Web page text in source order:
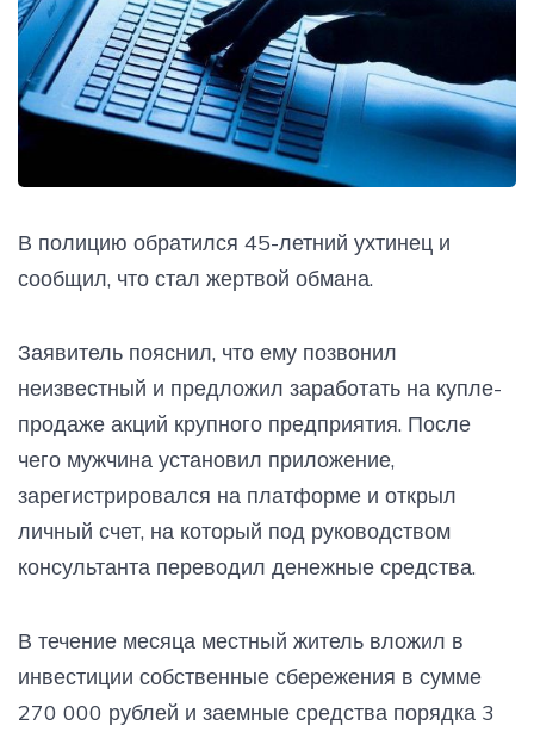
В полицию обратился 45-летний ухтинец и
сообщил, что стал жертвой обмана.
Заявитель пояснил, что ему позвонил
неизвестный и предложил заработать на купле-
продаже акций крупного предприятия. После
чего мужчина установил приложение,
зарегистрировался на платформе и открыл
личный счет, на который под руководством
консультанта переводил денежные средства.
В течение месяца местный житель вложил в
инвестиции собственные сбережения в сумме
270 000 рублей и заемные средства порядка 3